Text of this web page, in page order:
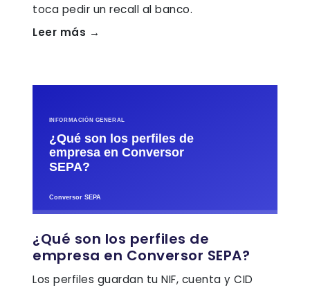
toca pedir un recall al banco.
Leer más →
¿Qué son los perfiles de
empresa en Conversor SEPA?
Los perfiles guardan tu NIF, cuenta y CID